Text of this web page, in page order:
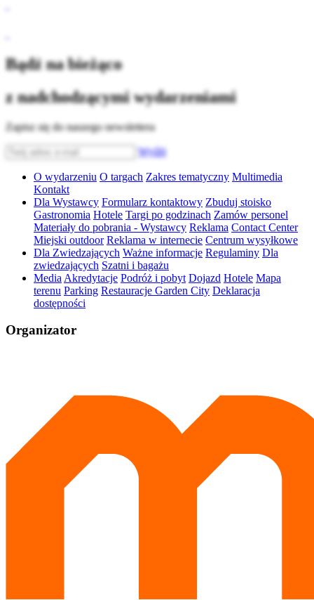
Bądź na bieżąco
z nadchodzącymi wydarzeniami
Zapisz się do naszego newslettera
Wyślij
O wydarzeniu O targach Zakres tematyczny Multimedia
Kontakt
Dla Wystawcy Formularz kontaktowy Zbuduj stoisko
Gastronomia Hotele Targi po godzinach Zamów personel
Materiały do pobrania - Wystawcy Reklama Contact Center
Miejski outdoor Reklama w internecie Centrum wysyłkowe
Dla Zwiedzających Ważne informacje Regulaminy Dla
zwiedzających Szatni i bagażu
Media Akredytacje Podróż i pobyt Dojazd Hotele Mapa
terenu Parking Restauracje Garden City Deklaracja
dostępności
Organizator